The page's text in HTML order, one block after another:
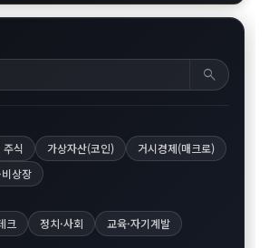
search
주식 가상자산(코인)
거시경제(매크로)
비상장
크 정치·사회 교육·자기계발